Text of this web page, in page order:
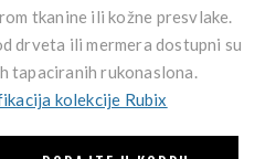
tkanine ili kožne presvlake.
drveta ili mermera dostupni su
tapaciranih rukonaslona.
kolekcije Rubix